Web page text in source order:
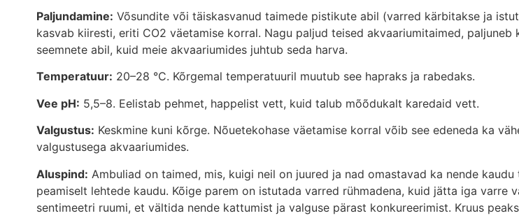
Paljundamine: Võsundite või täiskasvanud taimede pistikute abil (varred kärbitakse ja
kasvab kiiresti, eriti CO2 väetamise korral. Nagu paljud teised akvaariumitaimed, paljuneb
seemnete abil, kuid meie akvaariumides juhtub seda harva.
Temperatuur: 20–28 °C. Kõrgemal temperatuuril muutub see hapraks ja rabedaks.
Vee pH: 5,5–8. Eelistab pehmet, happelist vett, kuid talub mõõdukalt karedaid vett.
Valgustus: Keskmine kuni kõrge. Nõuetekohase väetamise korral võib see edeneda ka
valgustusega akvaariumides.
Aluspind: Ambuliad on taimed, mis, kuigi neil on juured ja nad omastavad ka nende
peamiselt lehtede kaudu. Kõige parem on istutada varred rühmadena, kuid jätta iga varre
sentimeetri ruumi, et vältida nende kattumist ja valguse pärast konkureerimist. Kruus